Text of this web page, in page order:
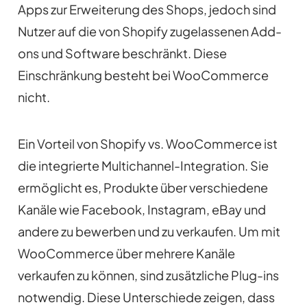
Apps zur Erweiterung des Shops, jedoch sind
Nutzer auf die von Shopify zugelassenen Add-
ons und Software beschränkt. Diese
Einschränkung besteht bei WooCommerce
nicht.
Ein Vorteil von Shopify vs. WooCommerce ist
die integrierte Multichannel-Integration. Sie
ermöglicht es, Produkte über verschiedene
Kanäle wie Facebook, Instagram, eBay und
andere zu bewerben und zu verkaufen. Um mit
WooCommerce über mehrere Kanäle
verkaufen zu können, sind zusätzliche Plug-ins
notwendig. Diese Unterschiede zeigen, dass